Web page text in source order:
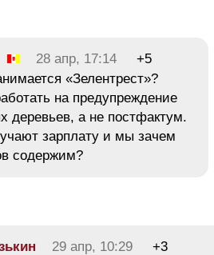
28 апр, 17:14
+5
«Зелентрест»?
на предупреждение
деревьев, а не постфактум.
зарплату и мы зачем
содержим?
29 апр, 10:29
+3